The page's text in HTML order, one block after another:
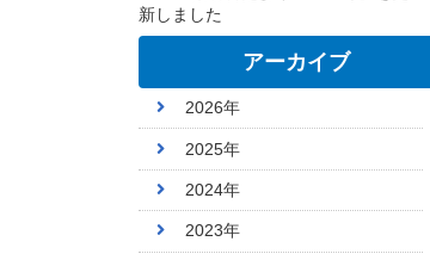
新しました
アーカイブ
2026年
2025年
2024年
2023年